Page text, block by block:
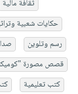
ثقافة مالية
حكايات شعبية
رسم وتلوين
قصص مصورة
كتب تعليمية